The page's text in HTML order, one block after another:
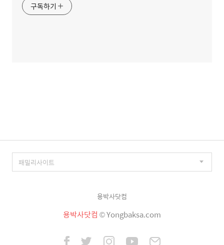
구독하기
용박사닷컴
용박사닷컴 © Yongbaksa.com